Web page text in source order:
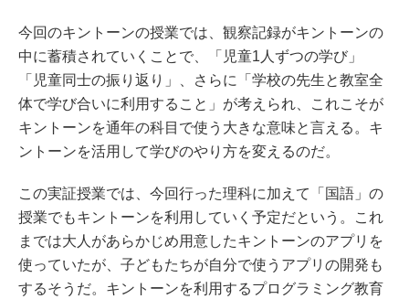
今回のキントーンの授業では、観察記録がキントーンの
中に蓄積されていくことで、「児童1人ずつの学び」
「児童同士の振り返り」、さらに「学校の先生と教室全
体で学び合いに利用すること」が考えられ、これこそが
キントーンを通年の科目で使う大きな意味と言える。キ
ントーンを活用して学びのやり方を変えるのだ。
この実証授業では、今回行った理科に加えて「国語」の
授業でもキントーンを利用していく予定だという。これ
までは大人があらかじめ用意したキントーンのアプリを
使っていたが、子どもたちが自分で使うアプリの開発も
するそうだ。キントーンを利用するプログラミング教育